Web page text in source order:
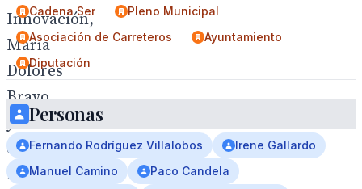
Innovación,
María
Dolores
Bravo,
y
el
Alcalde
Cadena Ser
Pleno Municipal
Asociación de Carreteros
Ayuntamiento
Diputación
Personas
Fernando Rodríguez Villalobos
Irene Gallardo
Manuel Camino
Paco Candela